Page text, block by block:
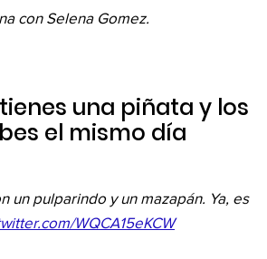
con Selena Gomez.
una piñata y los
el mismo día
un pulparindo y un mazapán. Ya, es
WQCA15eKCW